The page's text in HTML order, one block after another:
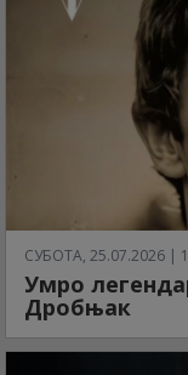
СУБОТА, 25.07.2026 |
Умро
Дробњак